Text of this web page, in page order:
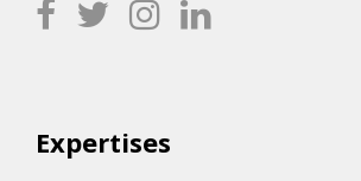
Expertises